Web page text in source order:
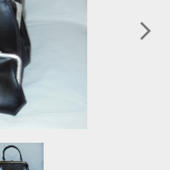
arrow_forward_ios